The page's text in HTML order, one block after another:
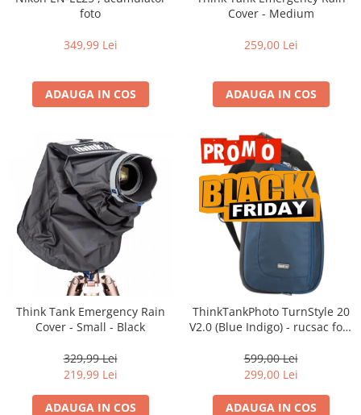
Accesorii diverse
foto
349,99 Lei
ADAUGA IN COS
Cover - Medium
259,00 Lei
ADAUGA IN COS
Think Tank Emergency Rain
Cover - Small - Black
329,99 Lei
219,99 Lei
ADAUGA IN COS
ThinkTankPhoto TurnStyle 20
V2.0 (Blue Indigo) - rucsac foto
599,00 Lei
299,00 Lei
ADAUGA IN COS